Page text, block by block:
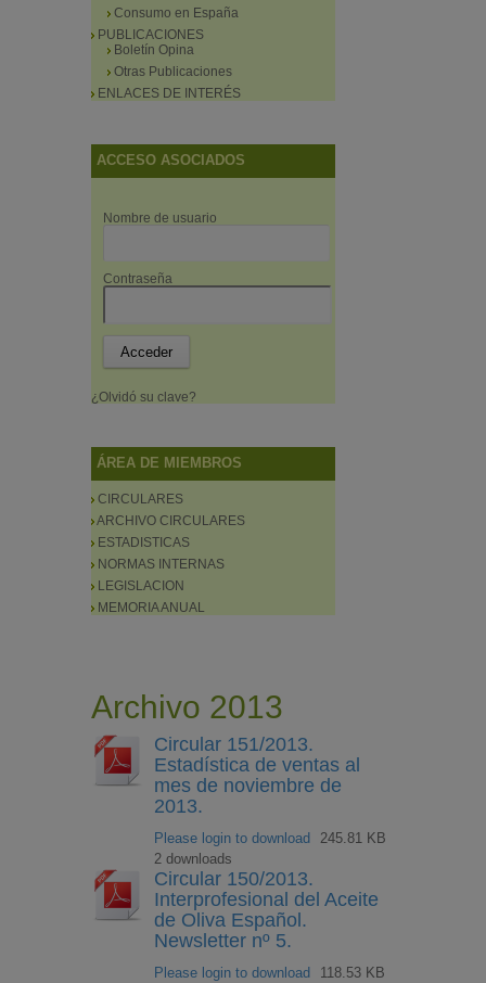
Consumo en España
PUBLICACIONES
Boletín Opina
Otras Publicaciones
ENLACES DE INTERÉS
ACCESO ASOCIADOS
Nombre de usuario
Contraseña
¿Olvidó su clave?
ÁREA DE MIEMBROS
CIRCULARES
ARCHIVO CIRCULARES
ESTADISTICAS
NORMAS INTERNAS
LEGISLACION
MEMORIA ANUAL
Archivo 2013
Circular 151/2013.
Estadística de ventas al
mes de noviembre de
2013.
Please login to download
245.81 KB
2 downloads
Circular 150/2013.
Interprofesional del Aceite
de Oliva Español.
Newsletter nº 5.
Please login to download
118.53 KB